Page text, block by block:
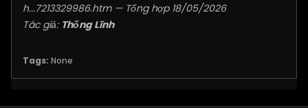
h...7213329986.htm— Tổng hợp 18/05/2026
Tác giả: Thống Lĩnh
Tags: None